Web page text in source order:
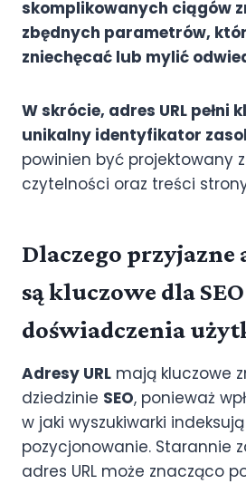
skomplikowanych ciągów
zbędnych parametrów,
zniechęcać lub mylić
W skrócie, adres URL pełni
unikalny identyfikator
powinien być projektowany
czytelności oraz treści
Dlaczego przyjazne
są kluczowe dla
doświadczenia
Adresy URL mają kluczowe
dziedzinie SEO, ponieważ
w jaki wyszukiwarki
pozycjonowanie. Starannie
adres URL może znacząco